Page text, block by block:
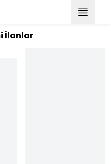
İlanlar